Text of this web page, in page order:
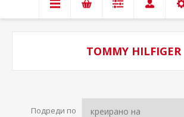
TOMMY HILFIGER
Подреди по